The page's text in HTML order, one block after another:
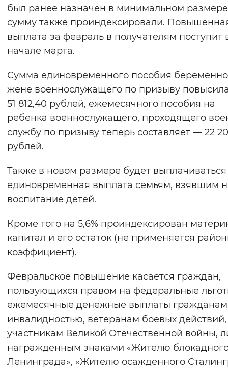
был ранее назначен в минимальном
сумму также проиндексировали.
выплата за февраль в получателям поступит
начале марта.
Сумма единовременного пособия
жене военнослужащего по призыву
51 812,40 рублей, ежемесячного пособия на
ребенка военнослужащего, проходящего
службу по призыву теперь составляет — 22
рублей.
Также в новом размере будет выплачиваться
единовременная выплата семьям, взявшим
воспитание детей.
Кроме того на 5,6% проиндексирован
капитал и его остаток (не применяется
коэффициент).
Февральское повышение касается граждан,
пользующихся правом на федеральные
ежемесячные денежные выплаты
инвалидностью, ветеранам боевых действий,
участникам Великой Отечественной войны,
награжденным знаками «Жителю
Ленинграда», «Жителю осажденного